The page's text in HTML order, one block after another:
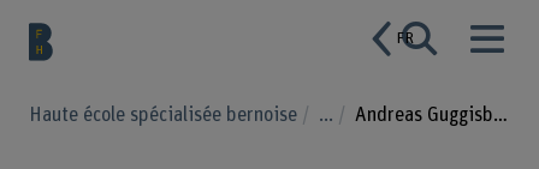
FR
Haute école spécialisée bernoise ... Andreas Guggisberg: «Les perspectives ne sont pas les mêmes pour tout le monde.»